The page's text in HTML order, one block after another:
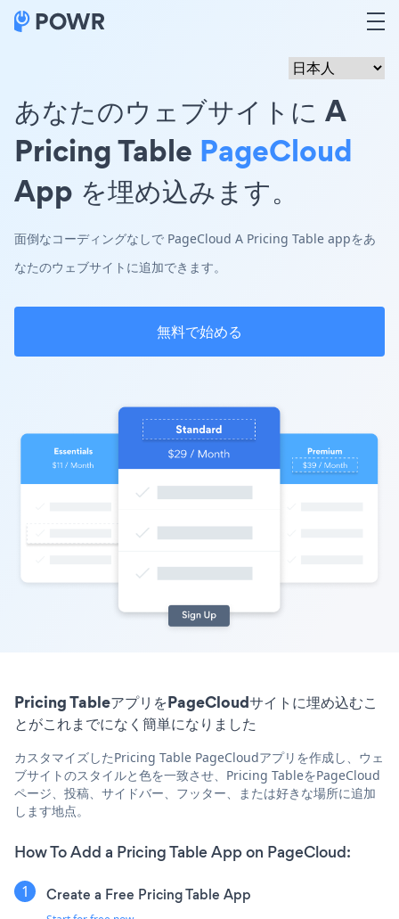
あなたのウェブサイトに A
Pricing Table PageCloud
App を埋め込みます。
面倒なコーディングなしで PageCloud A Pricing Table appをあ
なたのウェブサイトに追加できます。
無料で始める
Pricing TableアプリをPageCloudサイトに埋め込むこ
とがこれまでになく簡単になりました
カスタマイズしたPricing Table PageCloudアプリを作成し、ウェ
ブサイトのスタイルと色を一致させ、Pricing TableをPageCloud
ページ、投稿、サイドバー、フッター、または好きな場所に追加
します地点。
How To Add a Pricing Table App on PageCloud:
Create a Free Pricing Table App